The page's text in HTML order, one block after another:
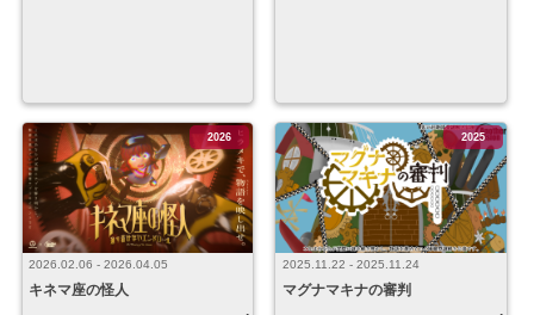
2026.02.06 - 2026.04.05
キネマ座の怪人
2026
2025.11.22 - 2025.11.24
マグナマキナの審判
2025